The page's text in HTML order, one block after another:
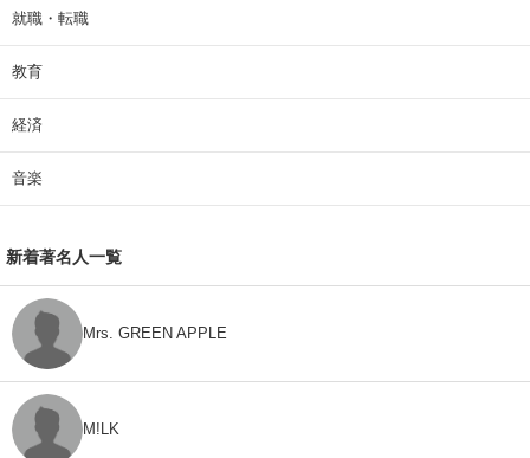
就職・転職
教育
経済
音楽
新着著名人一覧
Mrs. GREEN APPLE
M!LK